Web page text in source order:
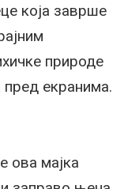
која заврше
природе
екранима.
ова мајка